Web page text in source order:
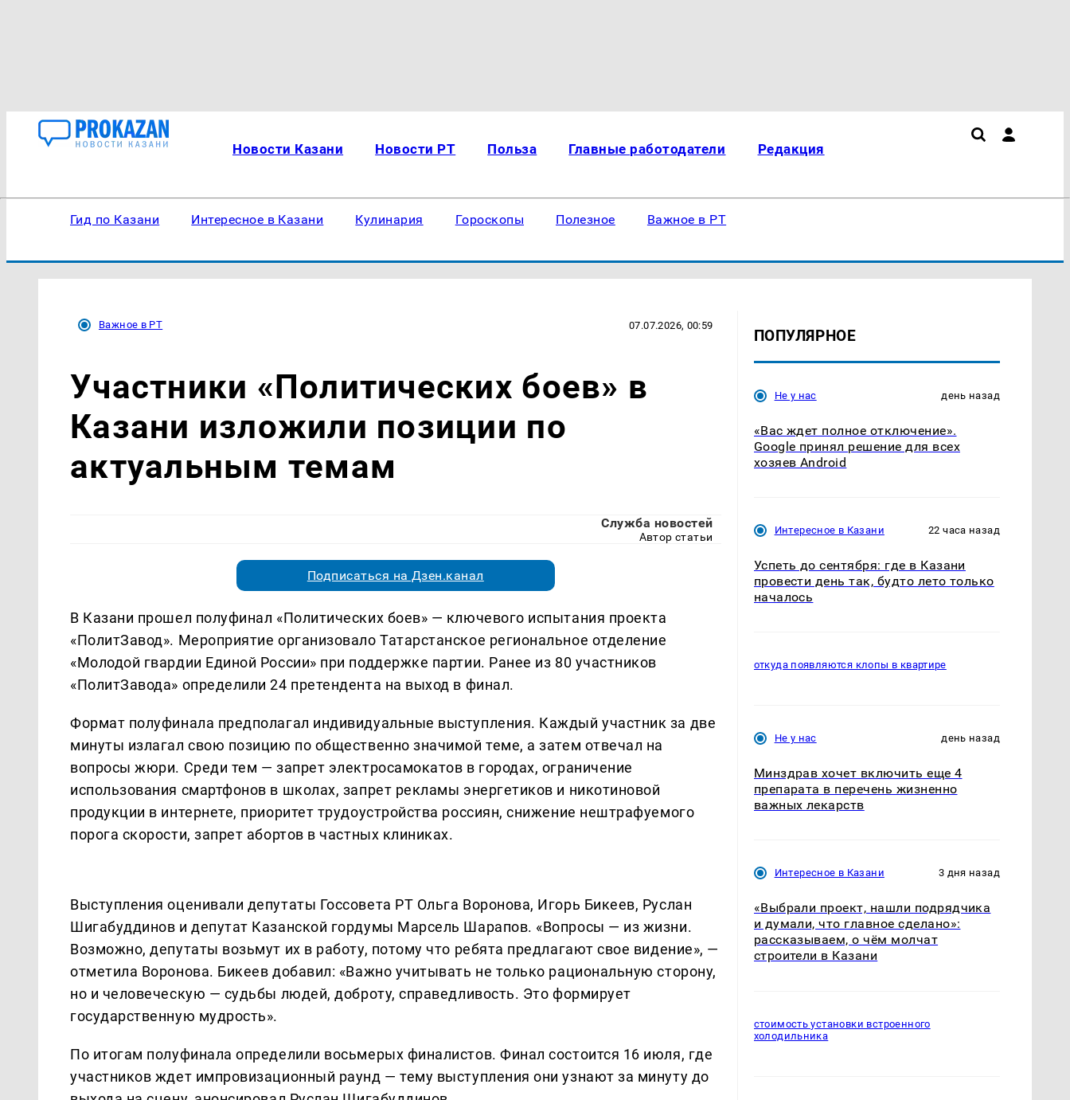
Новости Казани Новости РТ Польза Главные работодатели Редакция
Гид по Казани Интересное в Казани Кулинария Гороскопы Полезное Важное в РТ
Важное в РТ 07.07.2026, 00:59
Участники «Политических боев» в
Казани изложили позиции по
актуальным темам
Служба новостей
Автор статьи
Подписаться на Дзен.канал
В Казани прошел полуфинал «Политических боев» — ключевого испытания проекта
«ПолитЗавод». Мероприятие организовало Татарстанское региональное отделение
«Молодой гвардии Единой России» при поддержке партии. Ранее из 80 участников
«ПолитЗавода» определили 24 претендента на выход в финал.
Формат полуфинала предполагал индивидуальные выступления. Каждый участник за две
минуты излагал свою позицию по общественно значимой теме, а затем отвечал на
вопросы жюри. Среди тем — запрет электросамокатов в городах, ограничение
использования смартфонов в школах, запрет рекламы энергетиков и никотиновой
продукции в интернете, приоритет трудоустройства россиян, снижение нештрафуемого
порога скорости, запрет абортов в частных клиниках.
Выступления оценивали депутаты Госсовета РТ Ольга Воронова, Игорь Бикеев, Руслан
Шигабуддинов и депутат Казанской гордумы Марсель Шарапов. «Вопросы — из жизни.
Возможно, депутаты возьмут их в работу, потому что ребята предлагают свое видение», —
отметила Воронова. Бикеев добавил: «Важно учитывать не только рациональную сторону,
но и человеческую — судьбы людей, доброту, справедливость. Это формирует
государственную мудрость».
По итогам полуфинала определили восьмерых финалистов. Финал состоится 16 июля, где
участников ждет импровизационный раунд — тему выступления они узнают за минуту до
ПОПУЛЯРНОЕ
Не у нас день назад
«Вас ждет полное отключение».
Google принял решение для всех
хозяев Android
Интересное в Казани 22 часа назад
Успеть до сентября: где в Казани
провести день так, будто лето только
началось
откуда появляются клопы в квартире
Не у нас день назад
Минздрав хочет включить еще 4
препарата в перечень жизненно
важных лекарств
Интересное в Казани 3 дня назад
«Выбрали проект, нашли подрядчика
и думали, что главное сделано»:
рассказываем, о чём молчат
строители в Казани
стоимость установки встроенного
холодильника